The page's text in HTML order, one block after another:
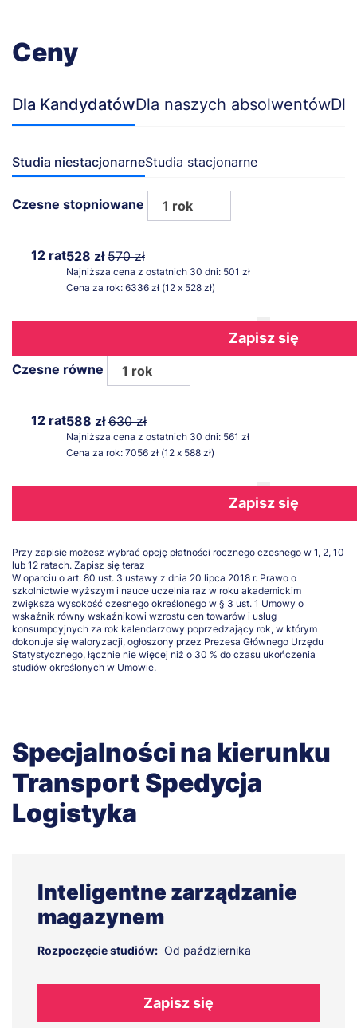
Ceny
Dla KandydatówDla naszych absolwentów
Studia niestacjonarneStudia stacjonarne
Czesne stopniowane 1 rok
12 rat528 zł570 zł
Najniższa cena z ostatnich 30 dni: 501 zł
Cena za rok: 6336 zł (12 x 528 zł)
Zapisz się
Czesne równe 1 rok
12 rat588 zł630 zł
Najniższa cena z ostatnich 30 dni: 561 zł
Cena za rok: 7056 zł (12 x 588 zł)
Zapisz się
Przy zapisie możesz wybrać opcję płatności rocznego czesnego w 1, 2, 10
lub 12 ratach. Zapisz się teraz
W oparciu o art. 80 ust. 3 ustawy z dnia 20 lipca 2018 r. Prawo o
szkolnictwie wyższym i nauce uczelnia raz w roku akademickim
zwiększa wysokość czesnego określonego w § 3 ust. 1 Umowy o
wskaźnik równy wskaźnikowi wzrostu cen towarów i usług
konsumpcyjnych za rok kalendarzowy poprzedzający rok, w którym
dokonuje się waloryzacji, ogłoszony przez Prezesa Głównego Urzędu
Statystycznego, łącznie nie więcej niż o 30 % do czasu ukończenia
studiów określonych w Umowie.
Specjalności na kierunku
Transport Spedycja
Logistyka
Inteligentne zarządzanie
magazynem
Rozpoczęcie studiów: Od października
Zapisz się